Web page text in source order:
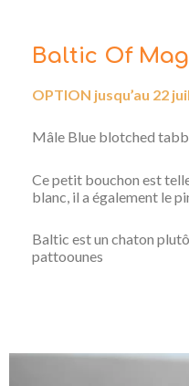
Baltic Of
OPTION jusqu’au 22
Mâle Blue blotched
Ce petit bouchon est
blanc, il a également le
Baltic est un chaton
pattoounes